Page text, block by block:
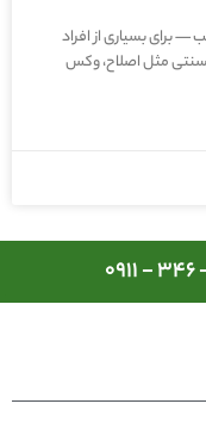
بسیاری از افراد
مثل اصلاح، وکس